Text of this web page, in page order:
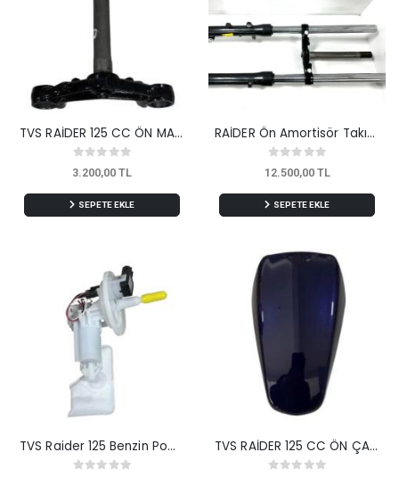
TVS RAİDER 125 CC ÖN MAŞA ORJİNAL
3.200,00 TL
SEPETE EKLE
RAİDER Ön Amortisör Takım ALT Rot ile beraber
12.500,00 TL
SEPETE EKLE
TVS Raider 125 Benzin Pompası Orijinal TVS RAİDER 125 CC ÖN ÇAMURLUK MAVİ ORJİNAL